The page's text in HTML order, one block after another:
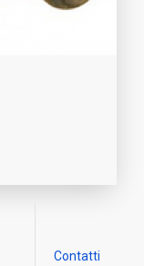
Contatti